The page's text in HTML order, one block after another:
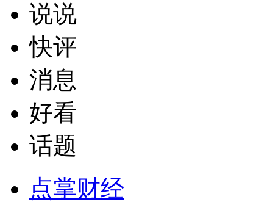
说说
快评
消息
好看
话题
点掌财经